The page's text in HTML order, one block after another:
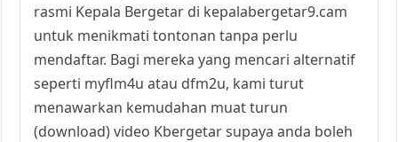
rasmi Kepala Bergetar di kepalabergetar9.cam
untuk menikmati tontonan tanpa perlu
mendaftar. Bagi mereka yang mencari alternatif
seperti myflm4u atau dfm2u, kami turut
menawarkan kemudahan muat turun
(download) video Kbergetar supaya anda boleh